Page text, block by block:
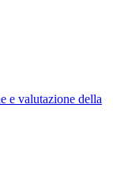
e valutazione della